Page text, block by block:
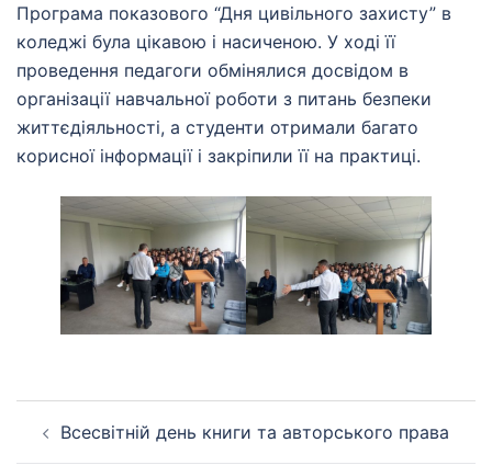
Програма показового “Дня цивільного захисту” в
коледжі була цікавою і насиченою. У ході її
проведення педагоги обмінялися досвідом в
організації навчальної роботи з питань безпеки
життєдіяльності, а студенти отримали багато
корисної інформації і закріпили її на практиці.
по
Всесвітній день книги та авторського права